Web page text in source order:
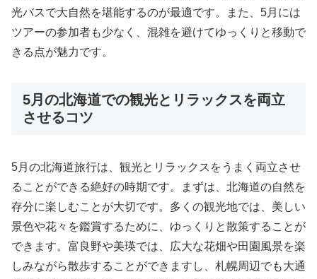
光バスで大自然を堪能するのが最適です。また、5月には
ツアーの参加者も少なく、混雑を避けてゆっくりと移動で
きる点が魅力です。
5月の北海道での観光とリラックスを両立
させるコツ
5月の北海道旅行は、観光とリラックスをうまく両立させ
ることができる絶好の時期です。まずは、北海道の自然を
存分に楽しむことが大切です。多くの観光地では、美しい
景色や花々を鑑賞するために、ゆっくりと散策することが
できます。富良野や美瑛では、広大な花畑や田園風景を楽
しみながら散歩することができますし、札幌周辺でも大通